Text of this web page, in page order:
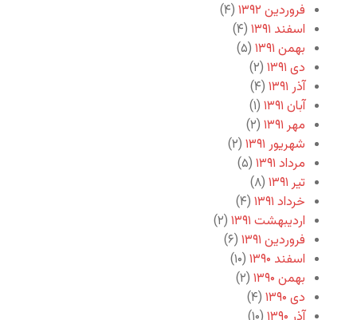
فروردین ۱۳۹۲
(۴)
اسفند ۱۳۹۱
(۴)
بهمن ۱۳۹۱
(۵)
دی ۱۳۹۱
(۲)
آذر ۱۳۹۱
(۴)
آبان ۱۳۹۱
(۱)
مهر ۱۳۹۱
(۲)
شهریور ۱۳۹۱
(۲)
مرداد ۱۳۹۱
(۵)
تیر ۱۳۹۱
(۸)
خرداد ۱۳۹۱
(۴)
اردیبهشت ۱۳۹۱
(۲)
فروردین ۱۳۹۱
(۶)
اسفند ۱۳۹۰
(۱۰)
بهمن ۱۳۹۰
(۲)
دی ۱۳۹۰
(۴)